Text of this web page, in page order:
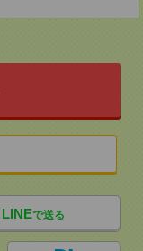
LINEで送る